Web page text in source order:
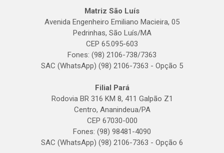
Matriz São Luís
Avenida Engenheiro Emiliano Macieira, 05
Pedrinhas, São Luís/MA
CEP 65.095-603
Fones: (98) 2106-738/7363
SAC (WhatsApp) (98) 2106-7363 - Opção 5
Filial Pará
Rodovia BR 316 KM 8, 411 Galpão Z1
Centro, Ananindeua/PA
CEP 67030-000
Fones: (98) 98481-4090
SAC (WhatsApp) (98) 2106-7363 - Opção 6